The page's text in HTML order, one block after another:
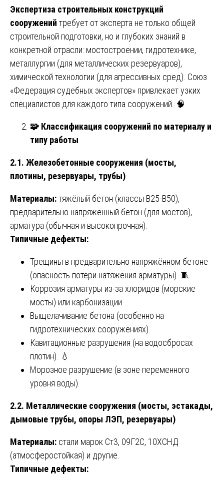
Экспертиза строительных конструкций
сооружений требует от эксперта не только общей
строительной подготовки, но и глубоких знаний в
конкретной отрасли: мостостроении, гидротехнике,
металлургии (для металлических резервуаров),
химической технологии (для агрессивных сред). Союз
«Федерация судебных экспертов» привлекает узких
специалистов для каждого типа сооружений. 🧠
🧩 Классификация сооружений по материалу и
типу работы
2.1. Железобетонные сооружения (мосты,
плотины, резервуары, трубы)
Материалы:тяжёлый бетон (классы В25-В50),
предварительно напряжённый бетон (для мостов),
арматура (обычная и высокопрочная).
Типичные дефекты:
Трещины в предварительно напряжённом бетоне
(опасность потери натяжения арматуры). 🧵
Коррозия арматуры из-за хлоридов (морские
мосты) или карбонизации.
Выщелачивание бетона (особенно на
гидротехнических сооружениях).
Кавитационные разрушения (на водосбросах
плотин). 💧
Морозное разрушение (в зоне переменного
уровня воды).
2.2. Металлические сооружения (мосты, эстакады,
дымовые трубы, опоры ЛЭП, резервуары)
Материалы: стали марок Ст3, 09Г2С, 10ХСНД
(атмосферостойкая) и другие.
Типичные дефекты: